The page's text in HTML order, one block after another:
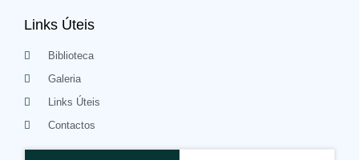
Links Úteis
Biblioteca
Galeria
Links Úteis
Contactos